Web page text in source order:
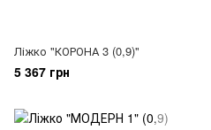
Ліжко "КОРОНА 3 (0,9)"
5 367 грн